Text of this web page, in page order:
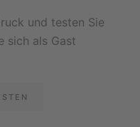
und testen Sie
sich als Gast